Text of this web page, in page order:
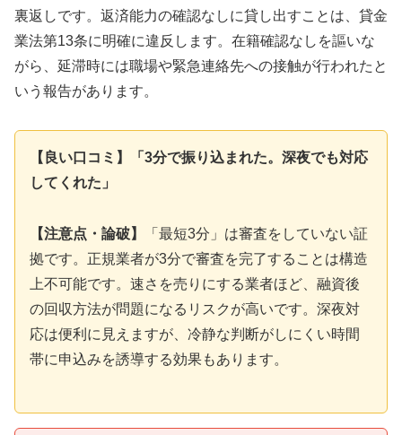
裏返しです。返済能力の確認なしに貸し出すことは、貸金
業法第13条に明確に違反します。在籍確認なしを謳いな
がら、延滞時には職場や緊急連絡先への接触が行われたと
いう報告があります。
【良い口コミ】「3分で振り込まれた。深夜でも対応
してくれた」
【注意点・論破】
「最短3分」は審査をしていない証
拠です。正規業者が3分で審査を完了することは構造
上不可能です。速さを売りにする業者ほど、融資後
の回収方法が問題になるリスクが高いです。深夜対
応は便利に見えますが、冷静な判断がしにくい時間
帯に申込みを誘導する効果もあります。